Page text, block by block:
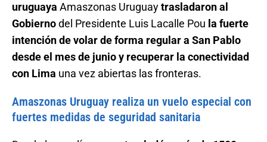
uruguaya Amaszonas Uruguaytrasladaron al
Gobiernodel Presidente Luis Lacalle Pou la fuerte
intención de volar de forma regular a San Pablo
desde el mes de junio y recuperar la conectividad
con Lima una vez abiertas las fronteras.
Amaszonas Uruguay realiza un vuelo especial con
fuertes medidas de seguridad sanitaria